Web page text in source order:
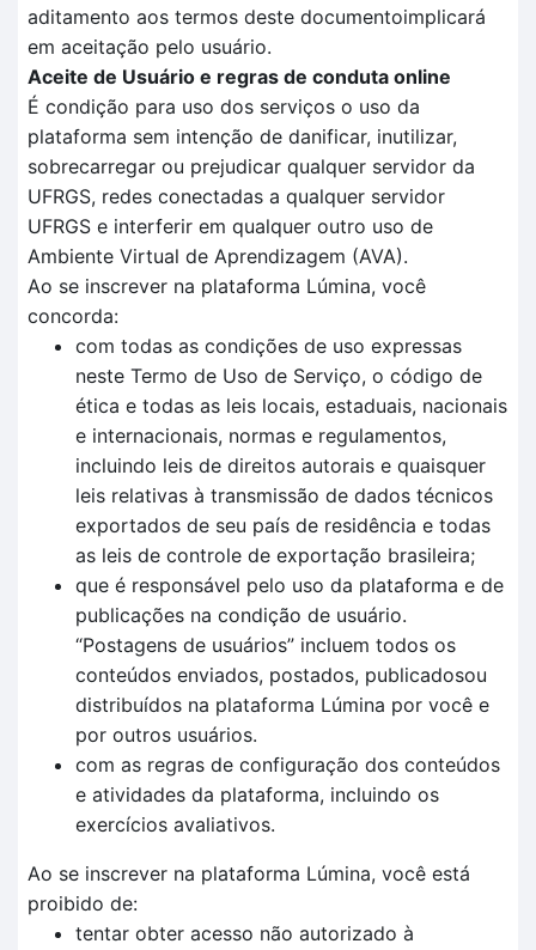
aditamento aos termos deste documentoimplicará
em aceitação pelo usuário.
Aceite de Usuário e regras de conduta online
É condição para uso dos serviços o uso da
plataforma sem intenção de danificar, inutilizar,
sobrecarregar ou prejudicar qualquer servidor da
UFRGS, redes conectadas a qualquer servidor
UFRGS e interferir em qualquer outro uso de
Ambiente Virtual de Aprendizagem (AVA).
Ao se inscrever na plataforma Lúmina, você
concorda:
com todas as condições de uso expressas
neste Termo de Uso de Serviço, o código de
ética e todas as leis locais, estaduais, nacionais
e internacionais, normas e regulamentos,
incluindo leis de direitos autorais e quaisquer
leis relativas à transmissão de dados técnicos
exportados de seu país de residência e todas
as leis de controle de exportação brasileira;
que é responsável pelo uso da plataforma e de
publicações na condição de usuário.
“Postagens de usuários” incluem todos os
conteúdos enviados, postados, publicadosou
distribuídos na plataforma Lúmina por você e
por outros usuários.
com as regras de configuração dos conteúdos
e atividades da plataforma, incluindo os
exercícios avaliativos.
Ao se inscrever na plataforma Lúmina, você está
proibido de:
tentar obter acesso não autorizado à